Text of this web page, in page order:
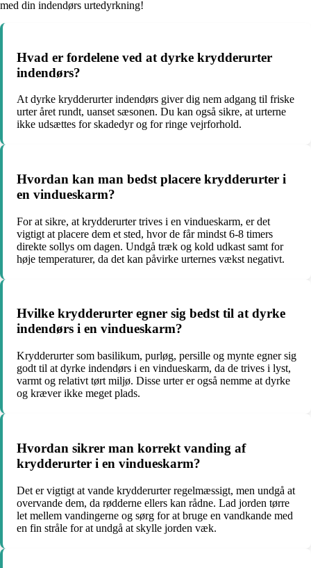
med din indendørs urtedyrkning!
Hvad er fordelene ved at dyrke krydderurter
indendørs?
At dyrke krydderurter indendørs giver dig nem adgang til friske
urter året rundt, uanset sæsonen. Du kan også sikre, at urterne
ikke udsættes for skadedyr og for ringe vejrforhold.
Hvordan kan man bedst placere krydderurter i
en vindueskarm?
For at sikre, at krydderurter trives i en vindueskarm, er det
vigtigt at placere dem et sted, hvor de får mindst 6-8 timers
direkte sollys om dagen. Undgå træk og kold udkast samt for
høje temperaturer, da det kan påvirke urternes vækst negativt.
Hvilke krydderurter egner sig bedst til at dyrke
indendørs i en vindueskarm?
Krydderurter som basilikum, purløg, persille og mynte egner sig
godt til at dyrke indendørs i en vindueskarm, da de trives i lyst,
varmt og relativt tørt miljø. Disse urter er også nemme at dyrke
og kræver ikke meget plads.
Hvordan sikrer man korrekt vanding af
krydderurter i en vindueskarm?
Det er vigtigt at vande krydderurter regelmæssigt, men undgå at
overvande dem, da rødderne ellers kan rådne. Lad jorden tørre
let mellem vandingerne og sørg for at bruge en vandkande med
en fin stråle for at undgå at skylle jorden væk.